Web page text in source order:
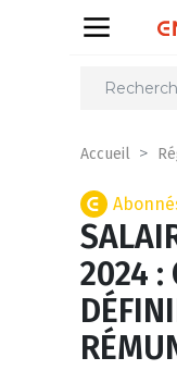
Partager
Accueil
2024 :